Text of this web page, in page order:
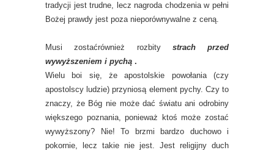
tradycji jest trudne, lecz nagroda chodzenia w pełni
Bożej prawdy jest poza nieporównywalne z ceną.
Musi zostaćrównież rozbity strach przed
wywyższeniem i pychą .
Wielu boi się, że apostolskie powołania (czy
apostolscy ludzie) przyniosą element pychy. Czy to
znaczy, że Bóg nie może dać światu ani odrobiny
większego poznania, ponieważ ktoś może zostać
wywyższony? Nie! To brzmi bardzo duchowo i
pokornie, lecz takie nie jest. Jest religijny duch